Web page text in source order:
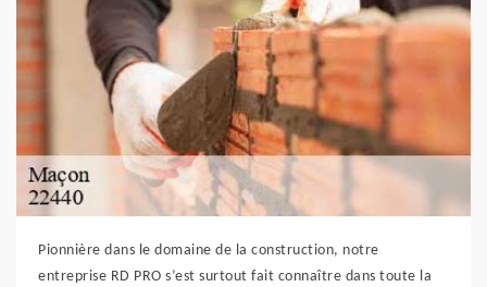
Pionnière dans le domaine de la construction, notre
entreprise RD PRO s’est surtout fait connaître dans toute la